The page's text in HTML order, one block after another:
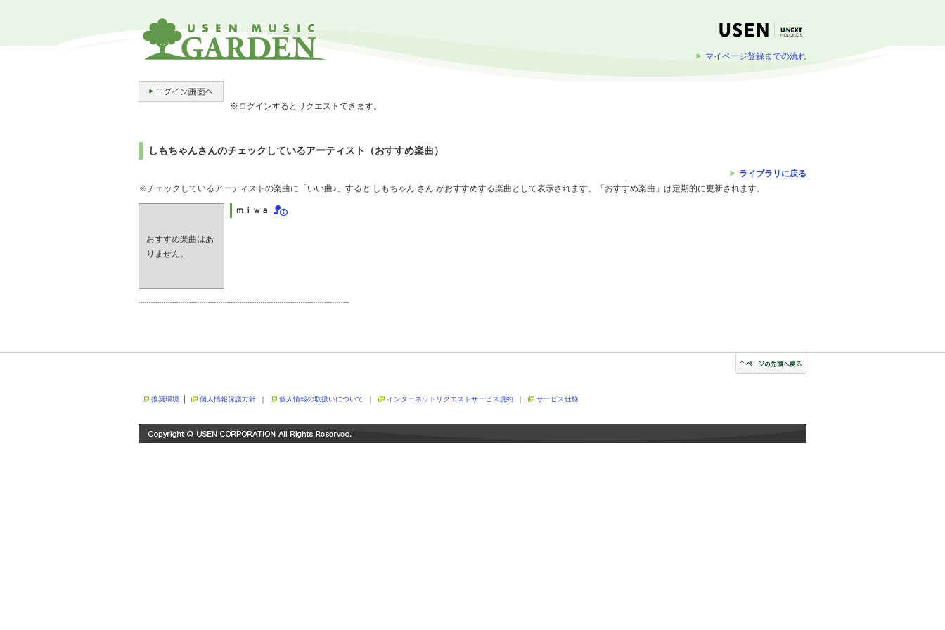
マイページ登録までの流れ
※ログインするとリクエストできます。
しもちゃんさんのチェックしているアーティスト（おすすめ楽曲）
ライブラリに戻る
※チェックしているアーティストの楽曲に「いい曲♪」すると しもちゃん さん がおすすめする楽曲として表示されます。「おすすめ楽曲」は定期的に更新されます。
おすすめ楽曲はあ
りません。
ｍｉｗａ
推奨環境 個人情報保護方針 ｜ 個人情報の取扱いについて ｜ インターネットリクエストサービス規約 ｜ サービス仕様